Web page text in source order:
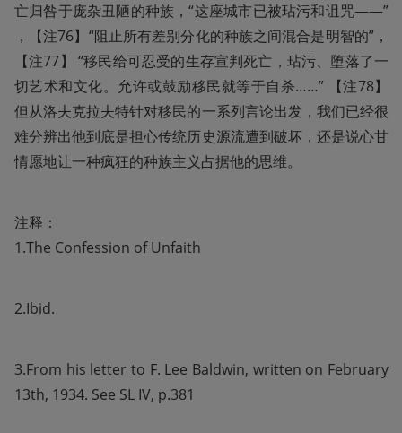
亡归咎于庞杂丑陋的种族，“这座城市已被玷污和诅咒——”
，【注76】“阻止所有差别分化的种族之间混合是明智的”，
【注77】 “移民给可忍受的生存宣判死亡，玷污、堕落了一
切艺术和文化。允许或鼓励移民就等于自杀……” 【注78】
但从洛夫克拉夫特针对移民的一系列言论出发，我们已经很
难分辨出他到底是担心传统历史源流遭到破坏，还是说心甘
情愿地让一种疯狂的种族主义占据他的思维。
注释：
1.The Confession of Unfaith
2.Ibid.
3.From his letter to F. Lee Baldwin, written on February
13th, 1934. See SL IV, p.381